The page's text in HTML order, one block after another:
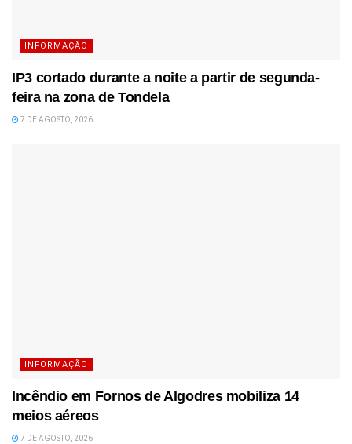
INFORMAÇÃO
IP3 cortado durante a noite a partir de segunda-
feira na zona de Tondela
7 DE AGOSTO, 2026
INFORMAÇÃO
Incêndio em Fornos de Algodres mobiliza 14
meios aéreos
7 DE AGOSTO, 2026